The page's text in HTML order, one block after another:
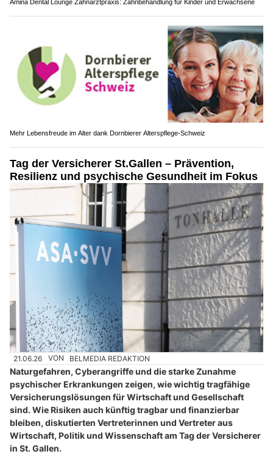
Amina Dental Lounge Zahnarztpraxis: Zahnbehandlung für Kinder und Erwachsene
Mehr Lebensfreude im Alter dank Dornbierer Alterspflege-Schweiz
Tag der Versicherer St.Gallen – Prävention,
Resilienz und psychische Gesundheit im Fokus
21.06.26 VON BELMEDIA REDAKTION
Naturgefahren, Cyberangriffe und die starke Zunahme
psychischer Erkrankungen zeigen, wie wichtig tragfähige
Versicherungslösungen für Wirtschaft und Gesellschaft
sind. Wie Risiken auch künftig tragbar und finanzierbar
bleiben, diskutierten Vertreterinnen und Vertreter aus
Wirtschaft, Politik und Wissenschaft am Tag der Versicherer
in St. Gallen.